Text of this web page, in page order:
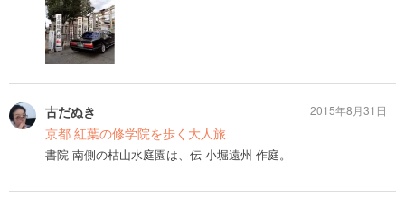
古だぬき
京都 紅葉の修学院を歩く大人旅
書院 南側の枯山水庭園は、伝 小堀遠州 作庭。
2015年8月31日